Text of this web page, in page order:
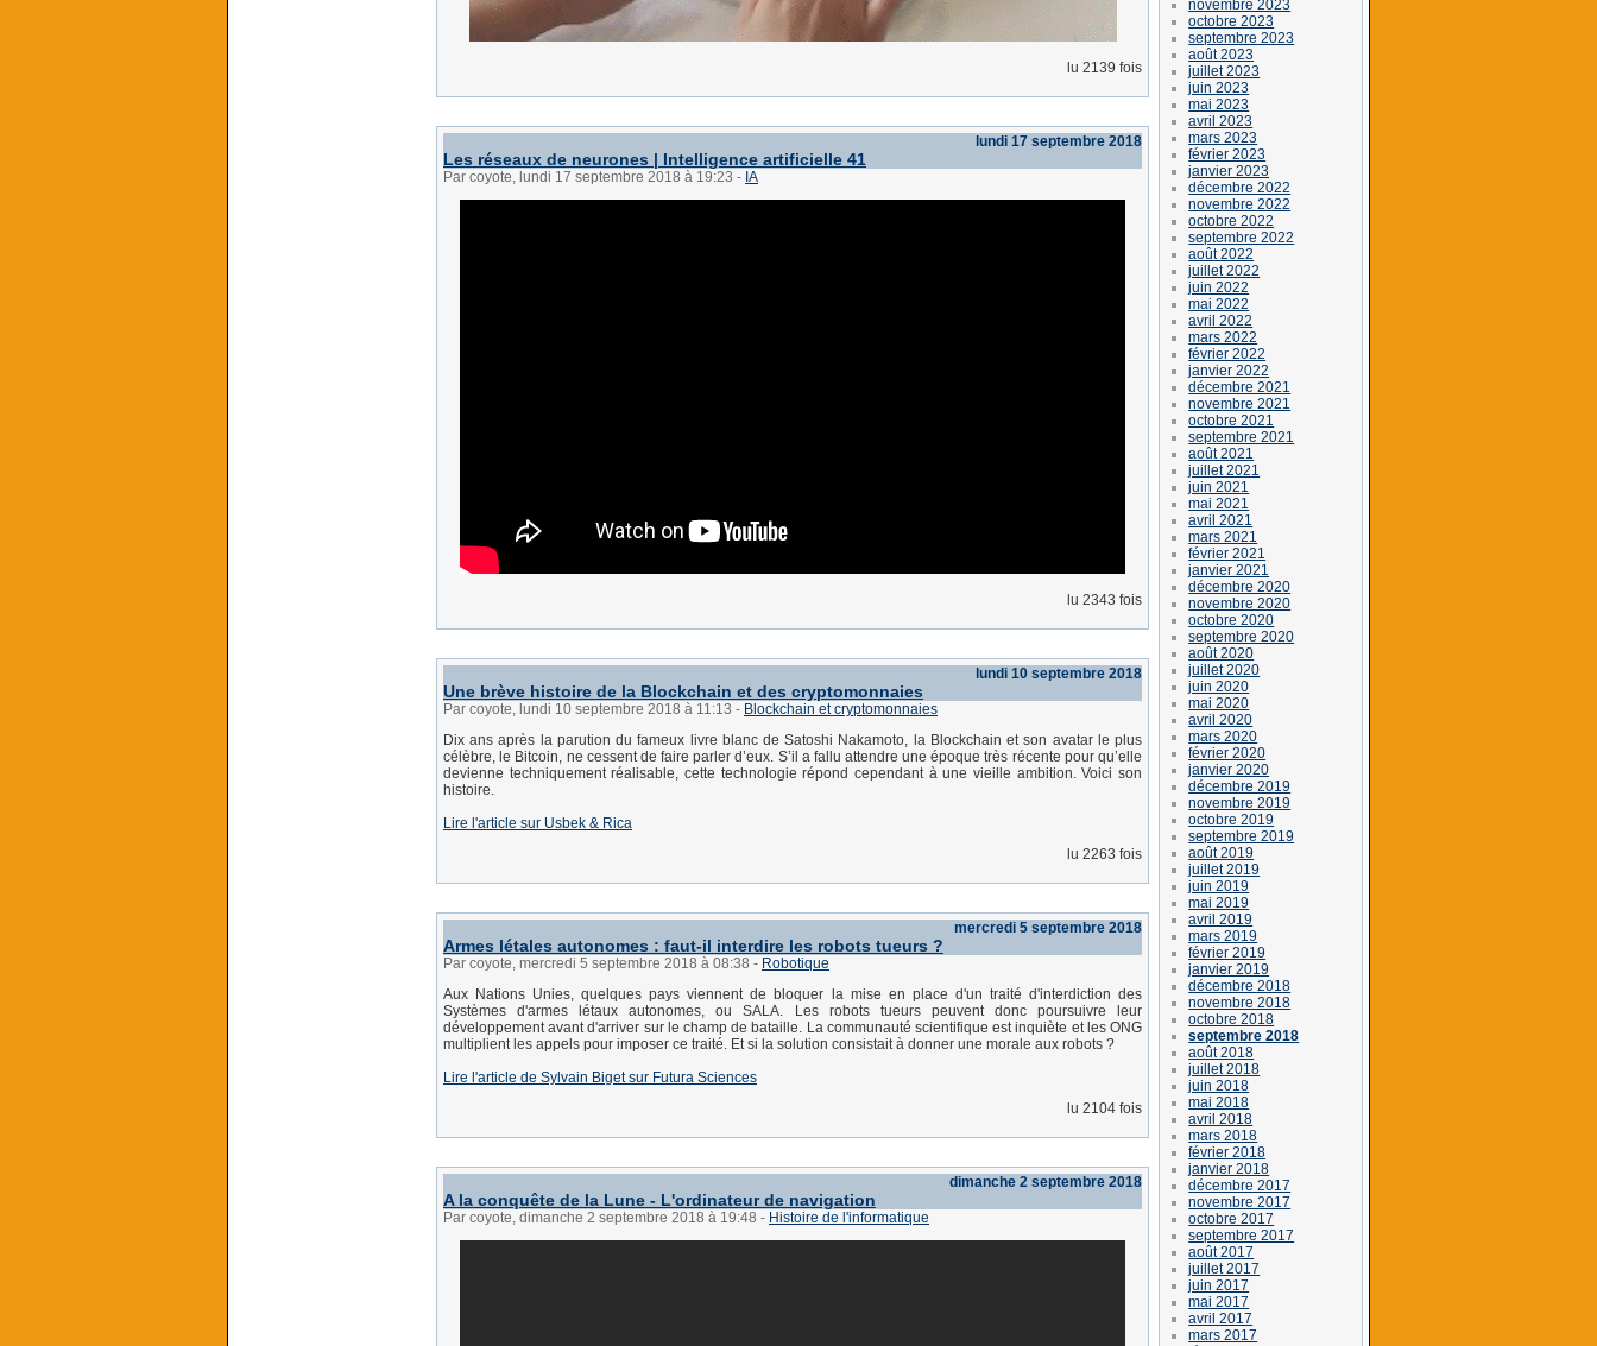
lu 2139 fois
lundi 17 septembre 2018
Les réseaux de neurones | Intelligence artificielle 41
Par coyote, lundi 17 septembre 2018 à 19:23 - IA
lu 2343 fois
lundi 10 septembre 2018
Une brève histoire de la Blockchain et des cryptomonnaies
Par coyote, lundi 10 septembre 2018 à 11:13 - Blockchain et cryptomonnaies
Dix ans après la parution du fameux livre blanc de Satoshi Nakamoto, la Blockchain et son avatar le plus
célèbre, le Bitcoin, ne cessent de faire parler d’eux. S’il a fallu attendre une époque très récente pour qu’elle
devienne techniquement réalisable, cette technologie répond cependant à une vieille ambition. Voici son
histoire.
Lire l'article sur Usbek & Rica
lu 2263 fois
mercredi 5 septembre 2018
Armes létales autonomes : faut-il interdire les robots tueurs ?
Par coyote, mercredi 5 septembre 2018 à 08:38 - Robotique
Aux Nations Unies, quelques pays viennent de bloquer la mise en place d'un traité d'interdiction des
Systèmes d'armes létaux autonomes, ou SALA. Les robots tueurs peuvent donc poursuivre leur
développement avant d'arriver sur le champ de bataille. La communauté scientifique est inquiète et les ONG
multiplient les appels pour imposer ce traité. Et si la solution consistait à donner une morale aux robots ?
Lire l'article de Sylvain Biget sur Futura Sciences
lu 2104 fois
dimanche 2 septembre 2018
A la conquête de la Lune - L'ordinateur de navigation
Par coyote, dimanche 2 septembre 2018 à 19:48 - Histoire de l'informatique
novembre 2023
octobre 2023
septembre 2023
août 2023
juillet 2023
juin 2023
mai 2023
avril 2023
mars 2023
février 2023
janvier 2023
décembre 2022
novembre 2022
octobre 2022
septembre 2022
août 2022
juillet 2022
juin 2022
mai 2022
avril 2022
mars 2022
février 2022
janvier 2022
décembre 2021
novembre 2021
octobre 2021
septembre 2021
août 2021
juillet 2021
juin 2021
mai 2021
avril 2021
mars 2021
février 2021
janvier 2021
décembre 2020
novembre 2020
octobre 2020
septembre 2020
août 2020
juillet 2020
juin 2020
mai 2020
avril 2020
mars 2020
février 2020
janvier 2020
décembre 2019
novembre 2019
octobre 2019
septembre 2019
août 2019
juillet 2019
juin 2019
mai 2019
avril 2019
mars 2019
février 2019
janvier 2019
décembre 2018
novembre 2018
octobre 2018
septembre 2018
août 2018
juillet 2018
juin 2018
mai 2018
avril 2018
mars 2018
février 2018
janvier 2018
décembre 2017
novembre 2017
octobre 2017
septembre 2017
août 2017
juillet 2017
juin 2017
mai 2017
avril 2017
mars 2017